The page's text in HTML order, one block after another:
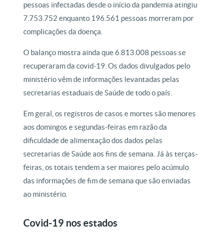
pessoas infectadas desde o início da pandemia atingiu
7.753.752 enquanto 196.561 pessoas morreram por
complicações da doença.
O balanço mostra ainda que 6.813.008 pessoas se
recuperaram da covid-19. Os dados divulgados pelo
ministério vêm de informações levantadas pelas
secretarias estaduais de Saúde de todo o país.
Em geral, os registros de casos e mortes são menores
aos domingos e segundas-feiras em razão da
dificuldade de alimentação dos dados pelas
secretarias de Saúde aos fins de semana. Já às terças-
feiras, os totais tendem a ser maiores pelo acúmulo
das informações de fim de semana que são enviadas
ao ministério.
Covid-19 nos estados